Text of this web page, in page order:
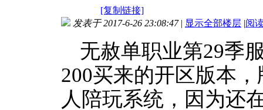
[复制链接]
发表于 2017-6-26 23:08:47 | 显示全部楼层 |阅
无赦单职业第29季
200买来的开区版本
人陪玩系统，因为还